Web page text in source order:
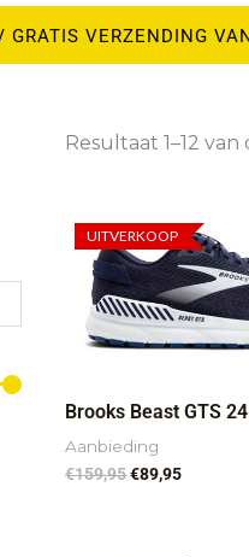
GRATIS VERZENDING
Resultaat 1–12
UITVERKOOP
Brooks Beast GTS 24
Aanbieding
€159,95
prijs
was:
€159,95.
€89,95
prijs
is:
€89,95.